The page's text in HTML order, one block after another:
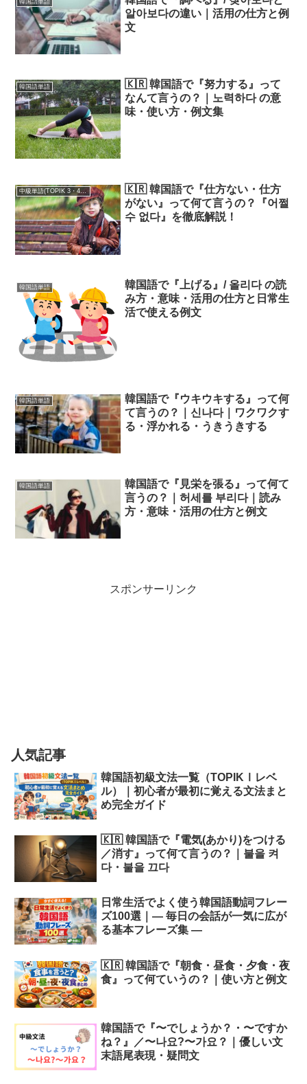
알아보다の違い｜活用の仕方と例
文
韓国語単語
🇰🇷 韓国語で『努力する』って
なんて言うの？｜노력하다 の意
味・使い方・例文集
🇰🇷 韓国語で『仕方ない・仕方
がない』って何て言うの？『어쩔
수 없다』を徹底解説！
韓国語単語
韓国語で『上げる』/ 올리다 の読
み方・意味・活用の仕方と日常生
活で使える例文
韓国語単語
韓国語で『ウキウキする』って何
て言うの？｜신나다｜ワクワクす
る・浮かれる・うきうきする
韓国語単語
韓国語で『見栄を張る』って何て
言うの？｜허세를 부리다｜読み
方・意味・活用の仕方と例文
スポンサーリンク
人気記事
韓国語初級文法一覧（TOPIKⅠレベ
ル）｜初心者が最初に覚える文法まと
め完全ガイド
🇰🇷 韓国語で『電気(あかり)をつける
／消す』って何て言うの？｜불을 켜
다・불을 끄다
日常生活でよく使う韓国語動詞フレー
ズ100選｜― 毎日の会話が一気に広が
る基本フレーズ集 ―
🇰🇷 韓国語で『朝食・昼食・夕食・夜
食』って何ていうの？｜使い方と例文
韓国語で『〜でしょうか？・〜ですか
ね？』／〜나요?〜가요？｜優しい文
末語尾表現・疑問文